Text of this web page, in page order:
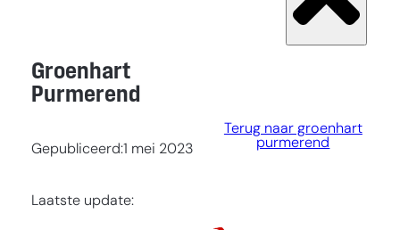
Groenhart
Purmerend
Gepubliceerd:1 mei 2023
Laatste update:
Terug naar groenhart
purmerend